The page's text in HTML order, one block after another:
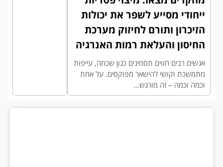
ייחודי מסייע לשפר את יכולות
הזיכרון ותורם לחיזוק מערכת
החיסון והעלאת רמות האנרגיה
אנשים רבים חווים תסמינים כגון שכחה, עייפות
מתמשכת וקושי להישאר מפוקסים. על אחת
וכמה וכמה – זה מורגש...